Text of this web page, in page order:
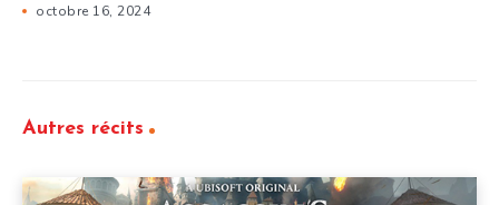
octobre 16, 2024
Autres récits